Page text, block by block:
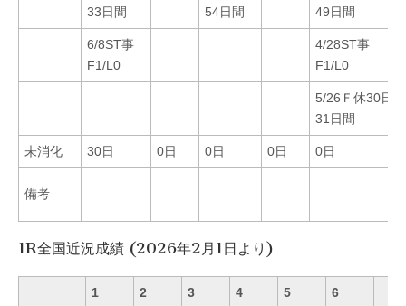
33日間
54日間
49日間
6/8ST事
F1/L0
4/28ST事
F1/L0
5/26Ｆ休30日
31日間
未消化 30日 0日 0日 0日 0日
備考
1R全国近況成績 (2026年2月1日より)
1 2 3 4 5 6